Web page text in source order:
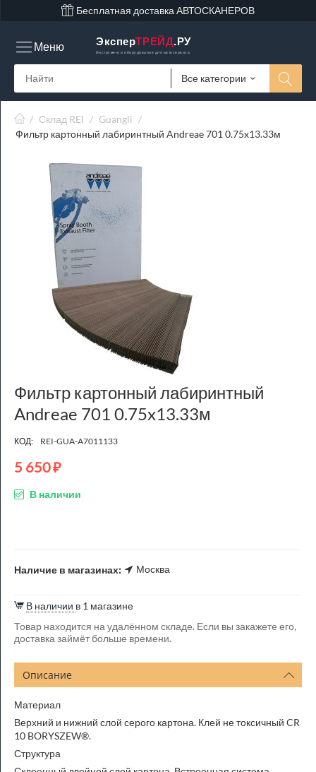
Бесплатная доставка АВТОСКАНЕРОВ
ЭксперТРЕЙД.РУ
Инструмент и оборудование для автосервиса
Все категории
Меню
/ Склад REI / Guangli /
Фильтр картонный лабиринтный Andreae 701 0.75x13.33м
Фильтр картонный лабиринтный
Andreae 701 0.75x13.33м
КОД: REI-GUA-A7011133
5 650₽
В наличии
Наличие в магазинах: Москва
В наличии в 1 магазине
Товар находится на удалённом складе. Если вы закажете его,
доставка займёт больше времени.
Описание
Материал
Верхний и нижний слой серого картона. Клей не токсичный CR
10 BORYSZEW®.
Структура